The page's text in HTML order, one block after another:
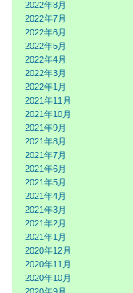
2022年8月
2022年7月
2022年6月
2022年5月
2022年4月
2022年3月
2022年1月
2021年11月
2021年10月
2021年9月
2021年8月
2021年7月
2021年6月
2021年5月
2021年4月
2021年3月
2021年2月
2021年1月
2020年12月
2020年11月
2020年10月